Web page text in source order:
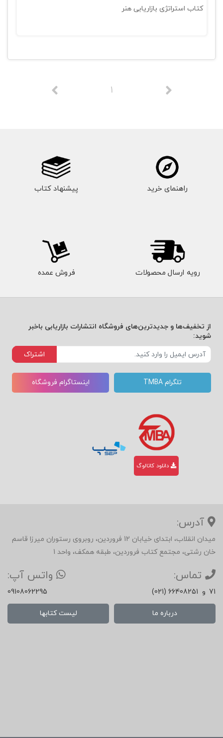
کتاب استراتژی بازاریابی هنر
1
راهنمای خرید پیشنهاد کتاب
رویه ارسال محصولات فروش عمده
از تخفیف‌ها و جدیدترین‌های فروشگاه انتشارات بازاریابی باخبر
شوید:
اشتراک
تلگرام TMBA اینستاگرام فروشگاه
دانلود کاتالوگ
آدرس:
میدان انقلاب، ابتدای خیابان 12 فروردین، روبروی رستوران میرزا قاسم
خان رشتی، مجتمع کتاب فروردین، طبقه همکف، واحد 1
تماس:
(021) 66408251 و 71
واتس آپ:
09108062295
درباره ما لیست کتابها